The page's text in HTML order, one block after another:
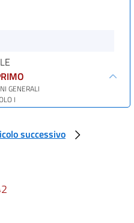
GENERALI
I
GIUDIZIARI
I
successivo